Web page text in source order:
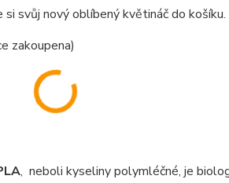
svůj nový oblíbený květináč do košíku.
zakoupena)
, neboli kyseliny polymléčné, je